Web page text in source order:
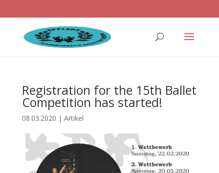
Registration for the 15th Ballet
Competition has started!
08.03.2020 | Artikel